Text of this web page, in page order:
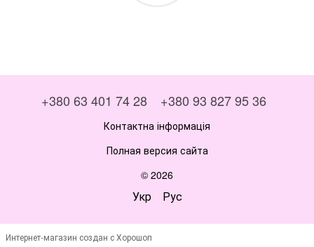
+380 63 401 74 28 +380 93 827 95 36
Контактна інформація
Полная версия сайта
© 2026
Укр Рус
Интернет-магазин создан с Хорошоп